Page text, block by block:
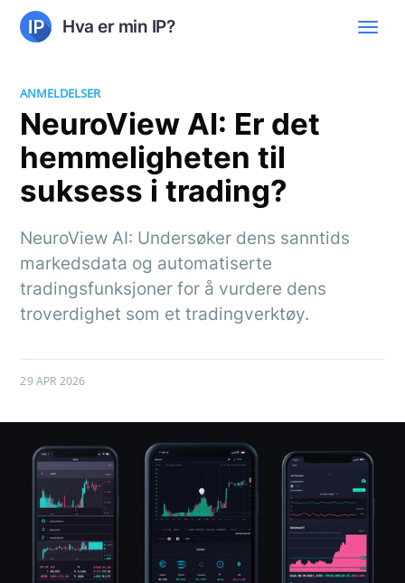
Hva er min IP?
ANMELDELSER
NeuroView AI: Er det
hemmeligheten til
suksess i trading?
NeuroView AI: Undersøker dens sanntids
markedsdata og automatiserte
tradingsfunksjoner for å vurdere dens
troverdighet som et tradingverktøy.
29 APR 2026